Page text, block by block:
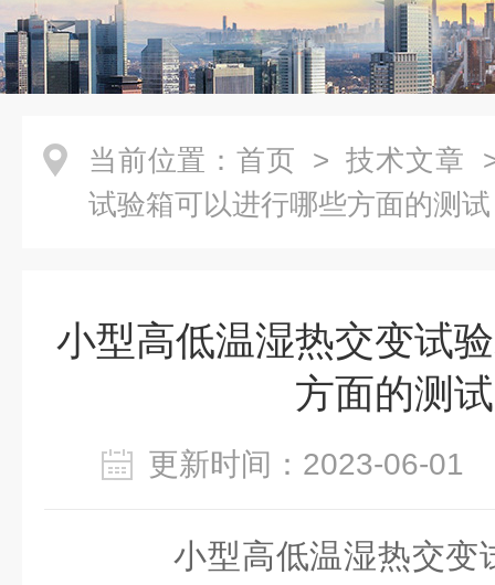
当前位置： 首页 > 技术文章
试验箱可以进行哪些方面的测
小型高低温湿热交变试
方面的测
更新时间：2023-06-
小型高低温湿热交变